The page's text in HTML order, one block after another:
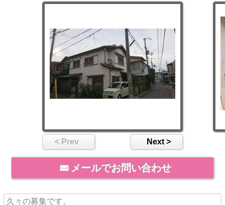
< Prev Next >
メールでお問い合わせ
久々の募集です。